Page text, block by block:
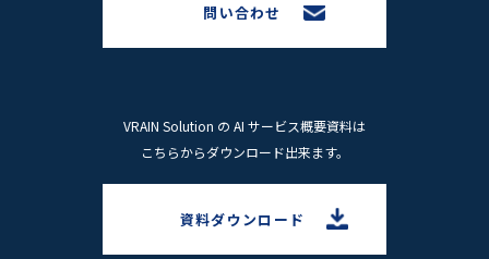
問い合わせ
VRAIN Solution の AI サービス概要資料は
こちらからダウンロード出来ます。
資料ダウンロード